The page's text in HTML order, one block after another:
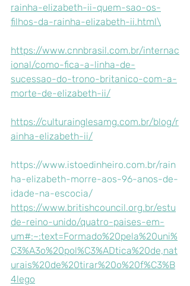
rainha-elizabeth-ii-quem-sao-os-
filhos-da-rainha-elizabeth-ii.html\
https://www.cnnbrasil.com.br/internac
ional/como-fica-a-linha-de-
sucessao-do-trono-britanico-com-a-
morte-de-elizabeth-ii/
https://culturainglesamg.com.br/blog/r
ainha-elizabeth-ii/
https://www.istoedinheiro.com.br/rain
ha-elizabeth-morre-aos-96-anos-de-
idade-na-escocia/
https://www.britishcouncil.org.br/estu
de-reino-unido/quatro-paises-em-
um#:~:text=Formado%20pela%20uni%
C3%A3o%20pol%C3%ADtica%20de,nat
urais%20de%20tirar%20o%20f%C3%B
4lego